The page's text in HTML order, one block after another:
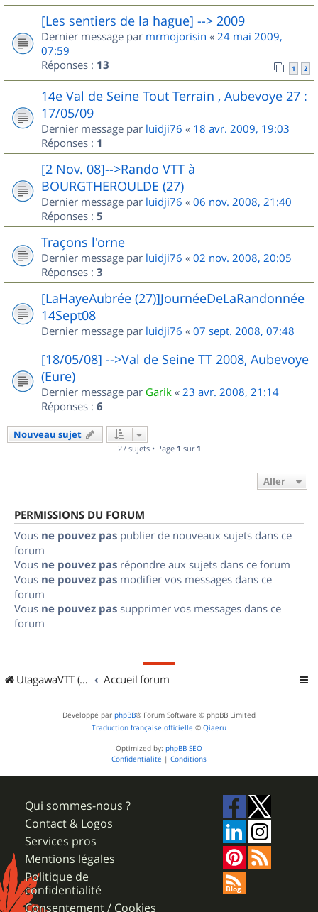
[Les sentiers de la hague] --> 2009
Dernier message par mrmojorisin « 24 mai 2009,
07:59
Réponses : 13 1 2
14e Val de Seine Tout Terrain , Aubevoye 27 :
17/05/09
Dernier message par luidji76 « 18 avr. 2009, 19:03
Réponses : 1
[2 Nov. 08]-->Rando VTT à
BOURGTHEROULDE (27)
Dernier message par luidji76 « 06 nov. 2008, 21:40
Réponses : 5
Traçons l'orne
Dernier message par luidji76 « 02 nov. 2008, 20:05
Réponses : 3
[LaHayeAubrée (27)]JournéeDeLaRandonnée
14Sept08
Dernier message par luidji76 « 07 sept. 2008, 07:48
[18/05/08] -->Val de Seine TT 2008, Aubevoye
(Eure)
Dernier message par Garik « 23 avr. 2008, 21:14
Réponses : 6
Nouveau sujet
27 sujets • Page 1 sur 1
Aller
PERMISSIONS DU FORUM
Vous ne pouvez pas publier de nouveaux sujets dans ce
forum
Vous ne pouvez pas répondre aux sujets dans ce forum
Vous ne pouvez pas modifier vos messages dans ce
forum
Vous ne pouvez pas supprimer vos messages dans ce
forum
UtagawaVTT (Randos VTT et VTTAE avec traces GPS) Accueil forum
Développé par phpBB® Forum Software © phpBB Limited
Traduction française officielle © Qiaeru
Optimized by: phpBB SEO
Confidentialité | Conditions
Qui sommes-nous ?
Contact & Logos
Services pros
Mentions légales
Politique de
confidentialité
Consentement / Cookies